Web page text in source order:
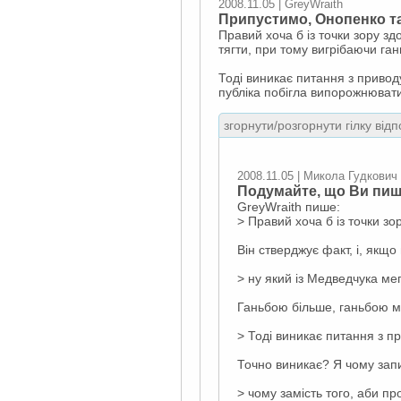
2008.11.05 | GreyWraith
Припустимо, Онопенко
Правий хоча б із точки зору
тягти, при тому вигрібаючи
Тоді виникає питання з
публіка побігла
згорнути/розгорнути гілку
2008.11.05 | Микола Гудкович
Подумайте, що Ви
GreyWraith пише:
> Правий хоча б із точки
Він стверджує факт, і,
> ну який із Медведчука
Ганьбою більше, ганьбою
> Тоді виникає питання з
Точно виникає? Я чому
> чому замість того, аби